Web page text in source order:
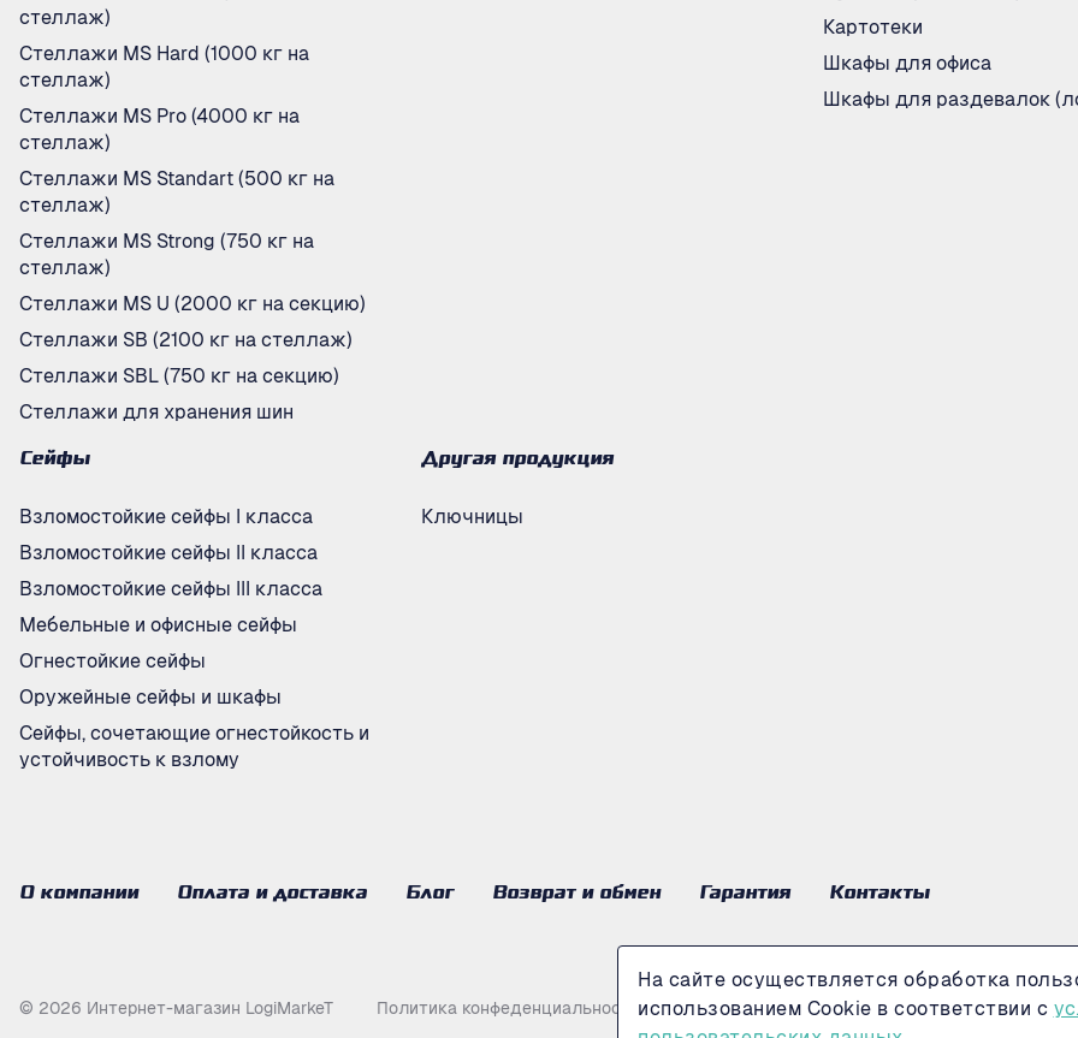
стеллаж)
Стеллажи MS Hard (1000 кг на
стеллаж)
Стеллажи MS Pro (4000 кг на
стеллаж)
Стеллажи MS Standart (500 кг на
стеллаж)
Стеллажи MS Strong (750 кг на
стеллаж)
Стеллажи MS U (2000 кг на секцию)
Стеллажи SB (2100 кг на стеллаж)
Стеллажи SBL (750 кг на секцию)
Стеллажи для хранения шин
Картотеки
Шкафы для офиса
Шкафы для раздевалок
Сейфы
Взломостойкие сейфы I класса
Взломостойкие сейфы II класса
Взломостойкие сейфы III класса
Мебельные и офисные сейфы
Огнестойкие сейфы
Оружейные сейфы и шкафы
Сейфы, сочетающие огнестойкость и
устойчивость к взлому
Другая продукция
Ключницы
О компании Оплата и доставка Блог Возврат и обмен Гарантия Контакты
© 2026 Интернет-магазин LogiMarkeT Политика конфеденциальности
На сайте осуществляется обработка
использованием Cookie в соответствии с